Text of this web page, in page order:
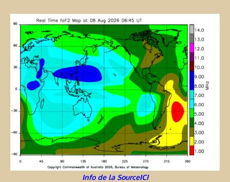
Info de la SourceICI